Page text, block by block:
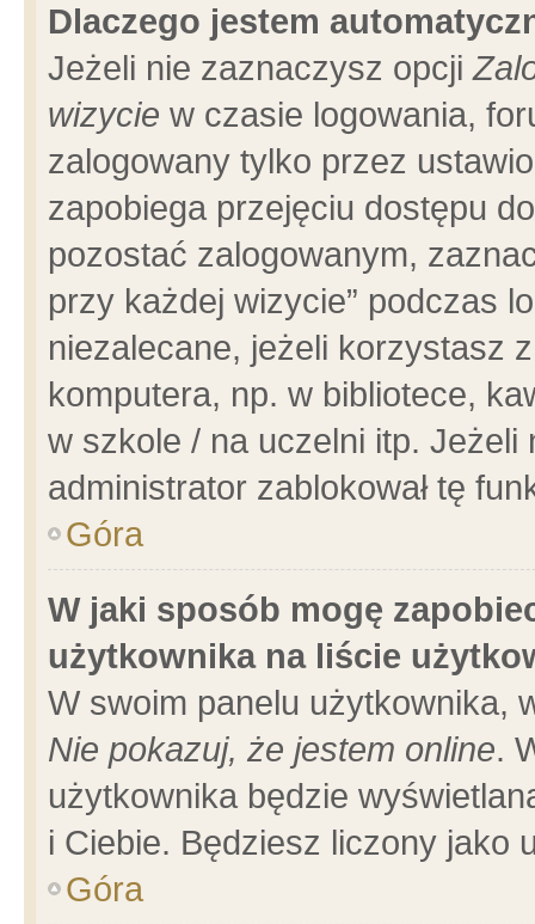
Dlaczego jestem
Jeżeli nie zaznaczysz opcji
wizycie w czasie logowania,
zalogowany tylko przez
zapobiega przejęciu dostępu
pozostać zalogowanym,
przy każdej wizycie” podczas
niezalecane, jeżeli korzystasz
komputera, np. w bibliotece,
w szkole / na uczelni itp.
administrator zablokował tę
Góra
W jaki sposób mogę
użytkownika na liście
W swoim panelu użytkownika,
Nie pokazuj, że jestem online.
użytkownika będzie
i Ciebie. Będziesz liczony jako
Góra